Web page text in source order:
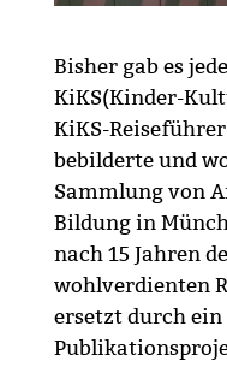
Bisher gab es
KiKS(Kinder-
KiKS-
bebilderte und
Sammlung von
Bildung in
nach 15 Jahren
wohlverdienten
ersetzt durch ein